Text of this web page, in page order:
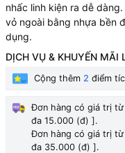
nhấc linh kiện ra dễ dàng.
vỏ ngoài bằng nhựa bền
dụng.
DỊCH VỤ & KHUYẾN MÃI
Cộng thêm 2 điểm
Đơn hàng có giá trị từ
đa 15.000 (đ) ].
Đơn hàng có giá trị từ
đa 35.000 (đ) ].